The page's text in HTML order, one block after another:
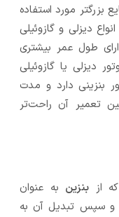
بزرگتر مورد استفاده
دیزلی و گازوئیلی
طول عمر بیشتری
دیزلی یا گازوئیلی
بنزینی دارد و مدت
تعمیر آن راحت‌تر
از بنزین به عنوان
و سپس تبدیل آن به